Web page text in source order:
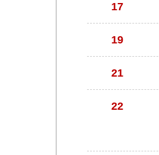
17
19
21
22